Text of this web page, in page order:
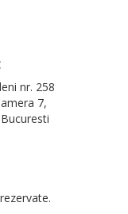
nr. 258
7,